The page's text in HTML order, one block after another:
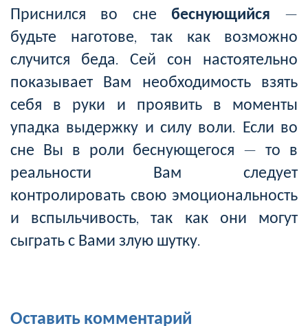
Приснился во сне беснующийся —
будьте наготове, так как возможно
случится беда. Сей сон настоятельно
показывает Вам необходимость взять
себя в руки и проявить в моменты
упадка выдержку и силу воли. Если во
сне Вы в роли беснующегося — то в
реальности Вам следует
контролировать свою эмоциональность
и вспыльчивость, так как они могут
сыграть с Вами злую шутку.
Оставить комментарий